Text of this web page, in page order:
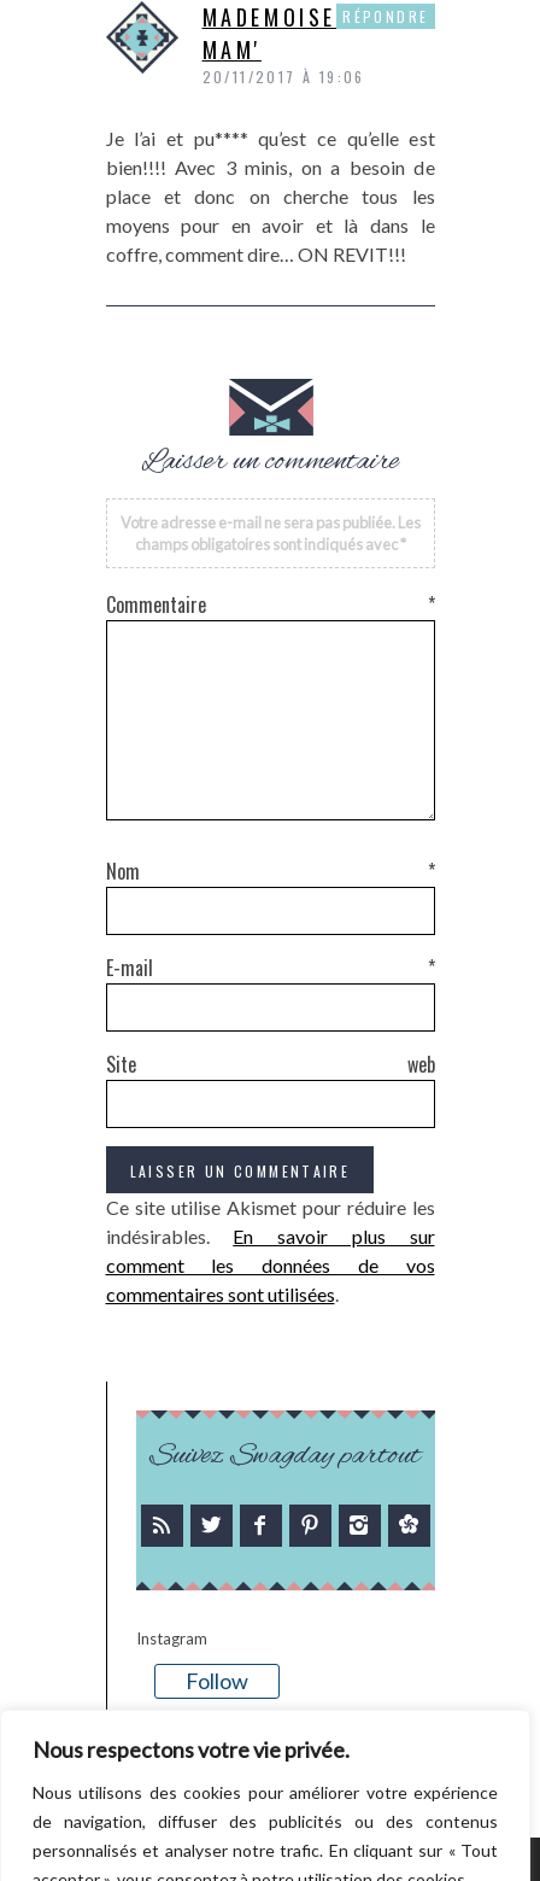
Nous respectons votre vie privée.
Nous utilisons des cookies pour améliorer votre expérience
de navigation, diffuser des publicités ou des contenus
personnalisés et analyser notre trafic. En cliquant sur « Tout
MADEMOISELLE
MAM'
20/11/2017 À 19:06
Je l’ai et pu**** qu’est ce qu’elle est
bien!!!! Avec 3 minis, on a besoin de
place et donc on cherche tous les
moyens pour en avoir et là dans le
coffre, comment dire… ON REVIT!!!
RÉPONDRE
Laisser un commentaire
Votre adresse e-mail ne sera pas publiée. Les
champs obligatoires sont indiqués avec*
Commentaire *
Nom *
E-mail *
Site web
Ce site utilise Akismet pour réduire les
indésirables. En savoir plus sur
comment les données de vos
commentaires sont utilisées.
Suivez Swagday partout
Instagram
Follow